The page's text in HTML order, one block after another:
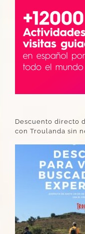
Descuento directo
con Troulanda sin